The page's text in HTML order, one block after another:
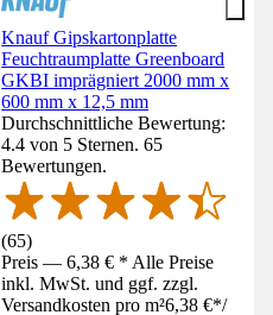
Knauf Gipskartonplatte
Feuchtraumplatte Greenboard
GKBI imprägniert 2000 mm x
600 mm x 12,5 mm
Durchschnittliche Bewertung:
4.4 von 5 Sternen. 65
Bewertungen.
(65)
Preis — 6,38 € * Alle Preise
inkl. MwSt. und ggf. zzgl.
Versandkosten pro m²6,38 €*/